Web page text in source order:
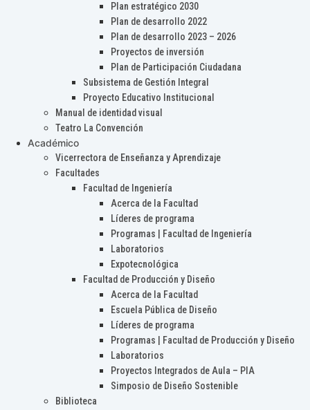
Plan estratégico 2030
Plan de desarrollo 2022
Plan de desarrollo 2023 – 2026
Proyectos de inversión
Plan de Participación Ciudadana
Subsistema de Gestión Integral
Proyecto Educativo Institucional
Manual de identidad visual
Teatro La Convención
Académico
Vicerrectora de Enseñanza y Aprendizaje
Facultades
Facultad de Ingeniería
Acerca de la Facultad
Líderes de programa
Programas | Facultad de Ingeniería
Laboratorios
Expotecnológica
Facultad de Producción y Diseño
Acerca de la Facultad
Escuela Pública de Diseño
Líderes de programa
Programas | Facultad de Producción y Diseño
Laboratorios
Proyectos Integrados de Aula – PIA
Simposio de Diseño Sostenible
Biblioteca